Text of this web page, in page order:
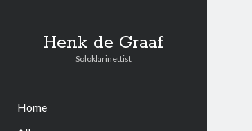
Henk de Graaf
Soloklarinettist
Home